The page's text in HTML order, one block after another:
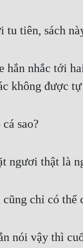
tu tiên, sách
hắn nhắc tới
không được
sao?
ngươi thật là
chỉ có thể
nói vậy thì